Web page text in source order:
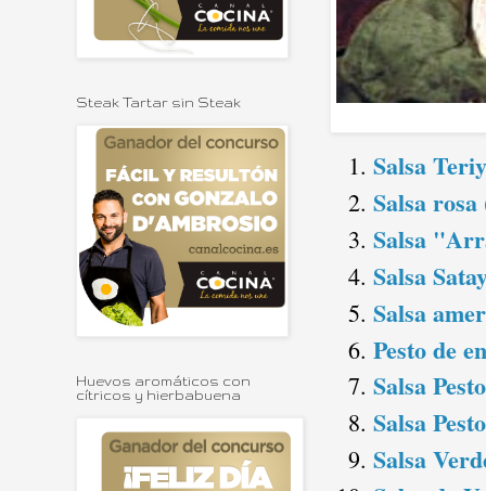
Salsa
Salsa
Salsa
Salsa
Salsa
Pesto de
Salsa Pesto
Salsa
Salsa
Steak Tartar sin Steak
Huevos aromáticos con
cítricos y hierbabuena